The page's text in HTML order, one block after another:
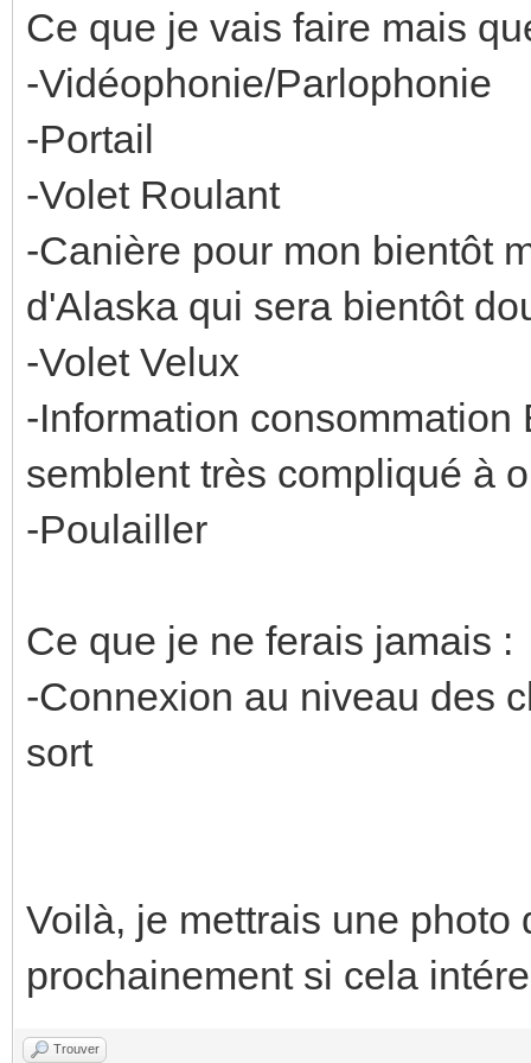
Ce que je vais faire mais
-Vidéophonie/Parlophonie
-Portail
-Volet Roulant
-Canière pour mon bientôt
d'Alaska qui sera bientôt
-Volet Velux
-Information
semblent très compliqué à
-Poulailler
Ce que je ne ferais jamais :
-Connexion au niveau des
sort
Voilà, je mettrais une
prochainement si cela
Trouver